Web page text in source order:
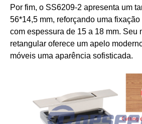
Por fim, o SS6209-2 apresenta um
56*14,5 mm, reforçando uma
com espessura de 15 a 18 mm. Seu
retangular oferece um apelo
móveis uma aparência sofisticada.